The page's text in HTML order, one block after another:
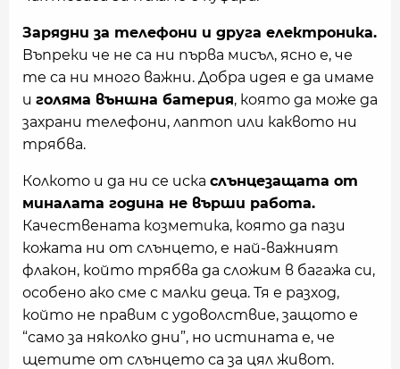
Зарядни за телефони и друга електроника.
Въпреки че не са ни първа мисъл, ясно е, че
те са ни много важни. Добра идея е да имаме
и голяма външна батерия, която да може да
захрани телефони, лаптоп или каквото ни
трябва.
Колкото и да ни се иска слънцезащата от
миналата година не върши работа.
Качествената козметика, която да пази
кожата ни от слънцето, е най-важният
флакон, който трябва да сложим в багажа си,
особено ако сме с малки деца. Тя е разход,
който не правим с удоволствие, защото е
“само за няколко дни”, но истината е, че
щетите от слънцето са за цял живот.